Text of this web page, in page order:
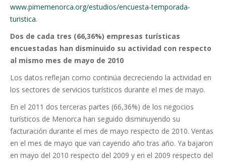
www.pimemenorca.org/estudios/encuesta-temporada-
turistica.
Dos de cada tres (66,36%) empresas turísticas
encuestadas han disminuido su actividad con respecto
al mismo mes de mayo de 2010
Los datos reflejan como continúa decreciendo la actividad en
los sectores de servicios turísticos durante el mes de mayo.
En el 2011 dos terceras partes (66,36%) de los negocios
turísticos de Menorca han seguido disminuyendo su
facturación durante el mes de mayo respecto de 2010. Ventas
en el mes de mayo que van cayendo año tras año. Ya bajaron
en mayo del 2010 respecto del 2009 y en el 2009 respecto del